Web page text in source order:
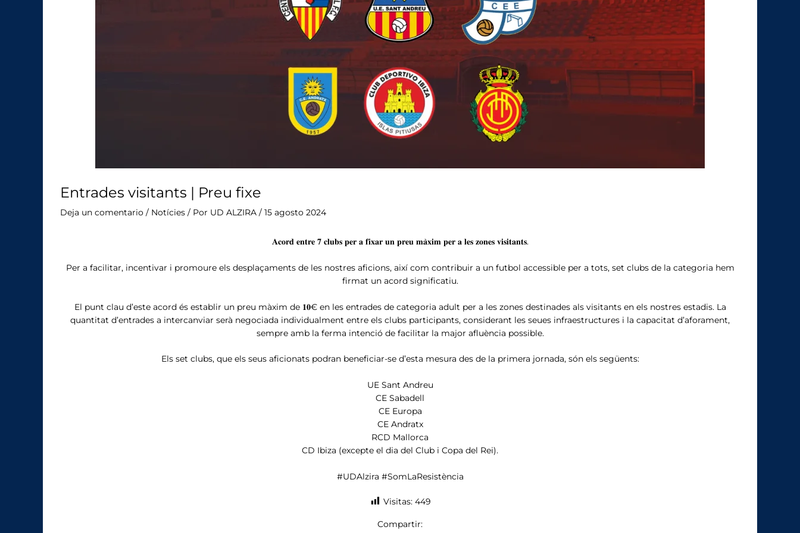
Entrades visitants | Preu fixe
Deja un comentario / Notícies / Por UD ALZIRA/15 agosto 2024
𝐀𝐜𝐨𝐫𝐝 𝐞𝐧𝐭𝐫𝐞 𝟕 𝐜𝐥𝐮𝐛𝐬 𝐩𝐞𝐫 𝐚 𝐟𝐢𝐱𝐚𝐫 𝐮𝐧 𝐩𝐫𝐞𝐮 𝐦𝐚̀𝐱𝐢𝐦 𝐩𝐞𝐫 𝐚 𝐥𝐞𝐬 𝐳𝐨𝐧𝐞𝐬 𝐯𝐢𝐬𝐢𝐭𝐚𝐧𝐭𝐬.
Per a facilitar, incentivar i promoure els desplaçaments de les nostres aficions, així com contribuir a un futbol accessible per a tots, set clubs de la categoria hem
firmat un acord significatiu.
El punt clau d’este acord és establir un preu màxim de 𝟏𝟎€ en les entrades de categoria adult per a les zones destinades als visitants en els nostres estadis. La
quantitat d’entrades a intercanviar serà negociada individualment entre els clubs participants, considerant les seues infraestructures i la capacitat d’aforament,
sempre amb la ferma intenció de facilitar la major afluència possible.
Els set clubs, que els seus aficionats podran beneficiar-se d’esta mesura des de la primera jornada, són els següents:
UE Sant Andreu
CE Sabadell
CE Europa
CE Andratx
RCD Mallorca
CD Ibiza (excepte el dia del Club i Copa del Rei).
#UDAlzira #SomLaResistència
Visitas: 449
Compartir: